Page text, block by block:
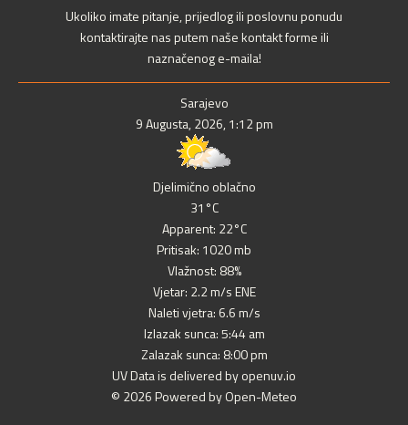
Ukoliko imate pitanje, prijedlog ili poslovnu ponudu
kontaktirajte nas putem naše kontakt forme ili
naznačenog e-maila!
Sarajevo
9 Augusta, 2026, 1:12 pm
Djelimično oblačno
31°C
Apparent: 22°C
Pritisak: 1020 mb
Vlažnost: 88%
Vjetar: 2.2 m/s ENE
Naleti vjetra: 6.6 m/s
Izlazak sunca: 5:44 am
Zalazak sunca: 8:00 pm
UV Data is delivered by openuv.io
© 2026 Powered by Open-Meteo